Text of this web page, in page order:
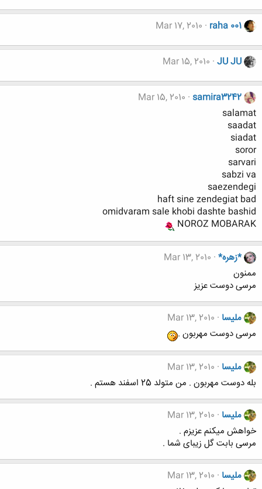
raha 001
Mar 17, 2010
JU JU
Mar 15, 2010
samira3242
Mar 15, 2010
salamat
saadat
siadat
soror
sarvari
sabzi va
saezendegi
haft sine zendegiat bad
omidvaram sale khobi dashte bashid
NOROZ MOBARAK
*زهره* Mar 13, 2010
ممنون
مرسی دوست عزیز
ملیسا Mar 13, 2010
مرسی دوست مهربون .
ملیسا Mar 13, 2010
بله دوست مهربون . من متولد 25 اسفند هستم .
ملیسا Mar 13, 2010
خواهش میکنم عزیزم .
مرسی بابت گل زیبای شما .
ملیسا Mar 13, 2010